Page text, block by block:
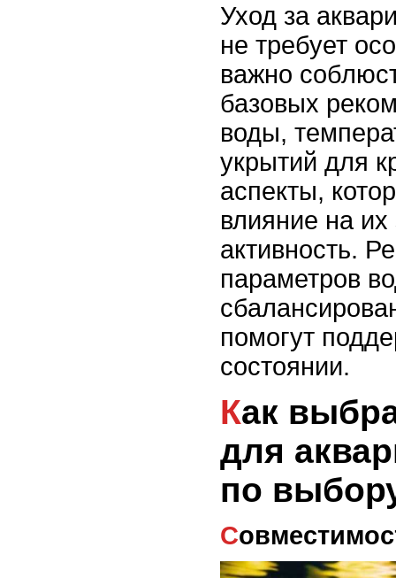
Уход за
не требует
важно
базовых
воды,
укрытий для
аспекты,
влияние на их
активность.
параметров
помогут
состоянии.
Как выбрать креветок
для
по